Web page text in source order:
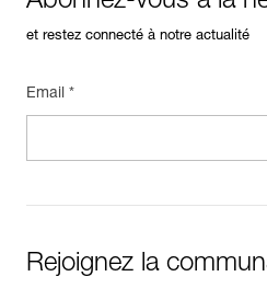
et restez connecté à notre actualité
Email *
Rejoignez la